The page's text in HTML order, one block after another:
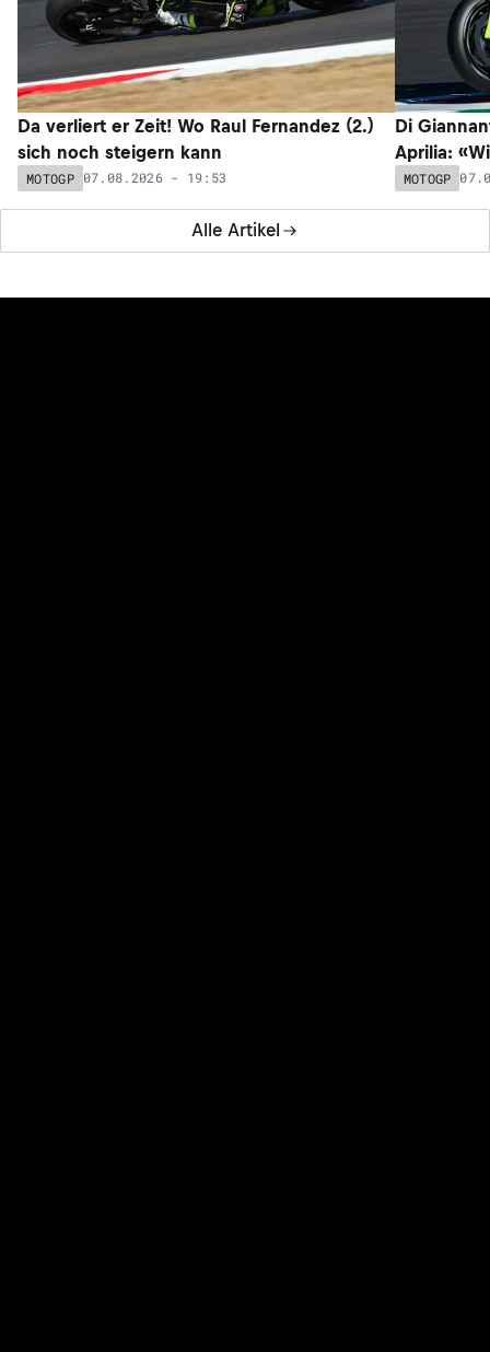
Alle Artikel
Da verliert er Zeit! Wo Raul Fernandez (2.)
sich noch steigern kann
MOTOGP 07.08.2026 - 19:53
Di
Aprilia:
MOTOGP